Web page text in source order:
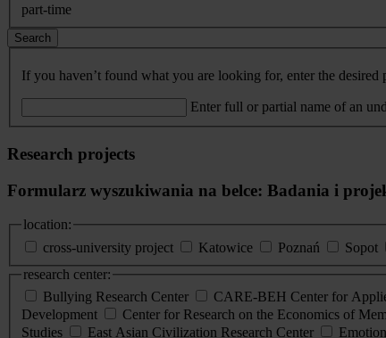
part-time
Search
If you haven’t found what you are looking for, enter the
Enter full or partial name of an
Research projects
Formularz wyszukiwania na belce: Badania i
location:
cross-university project
Katowice Poznań Sopot
research center:
Bullying Research Center
CARE-BEH Center for
Development
Center for Research on the Economics of
Studies
East Asian Civilization Research Center